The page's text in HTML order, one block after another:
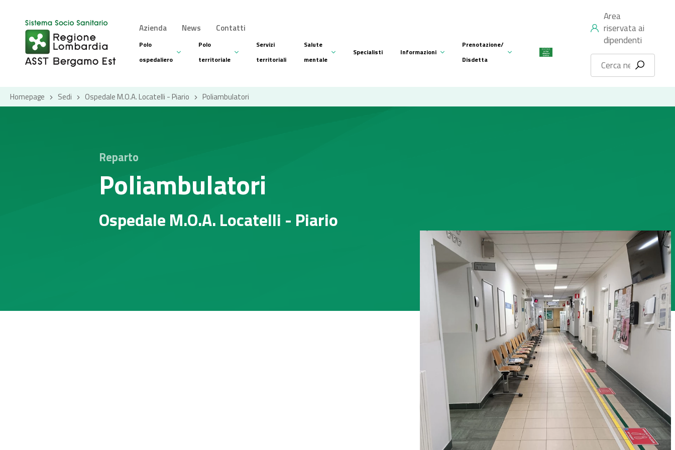
Azienda News Contatti
Polo
ospedaliero
Polo
territoriale
Servizi
territoriali
Salute
mentale
Specialisti Informazioni
Prenotazione/
Disdetta
Area
riservata ai
dipendenti
Homepage Sedi Ospedale M.O.A. Locatelli - Piario Poliambulatori
Reparto
Poliambulatori
Ospedale M.O.A. Locatelli - Piario